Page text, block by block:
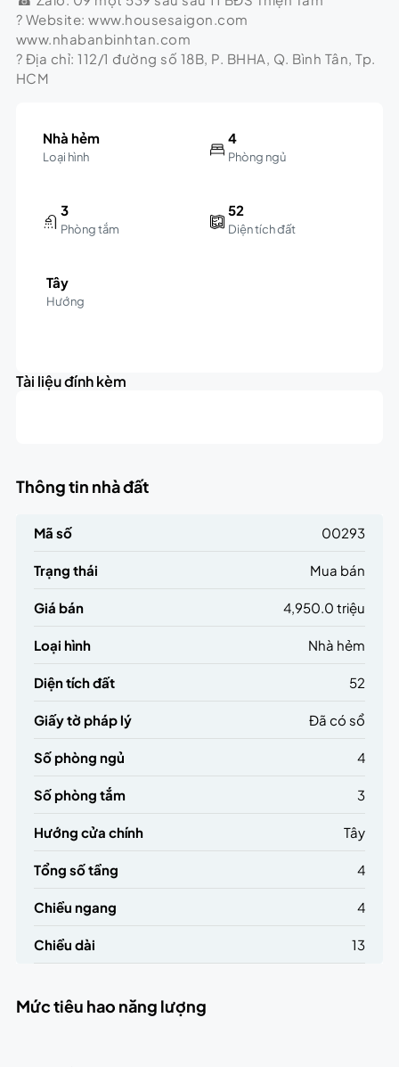
? Website: www.housesaigon.com
www.nhabanbinhtan.com
? Địa chỉ: 112/1 đường số 18B, P. BHHA, Q. Bình Tân, Tp.
HCM
Nhà hẻm
Loại hình
4
Phòng ngủ
3
Phòng tắm
52
Diện tích đất
Tây
Hướng
Tài liệu đính kèm
Thông tin nhà đất
Mã số 00293
Trạng thái Mua bán
Giá bán 4,950.0 triệu
Loại hình Nhà hẻm
Diện tích đất 52
Giấy tờ pháp lý Đã có sổ
Số phòng ngủ 4
Số phòng tắm 3
Hướng cửa chính Tây
Tổng số tầng 4
Chiều ngang 4
Chiều dài 13
Mức tiêu hao năng lượng